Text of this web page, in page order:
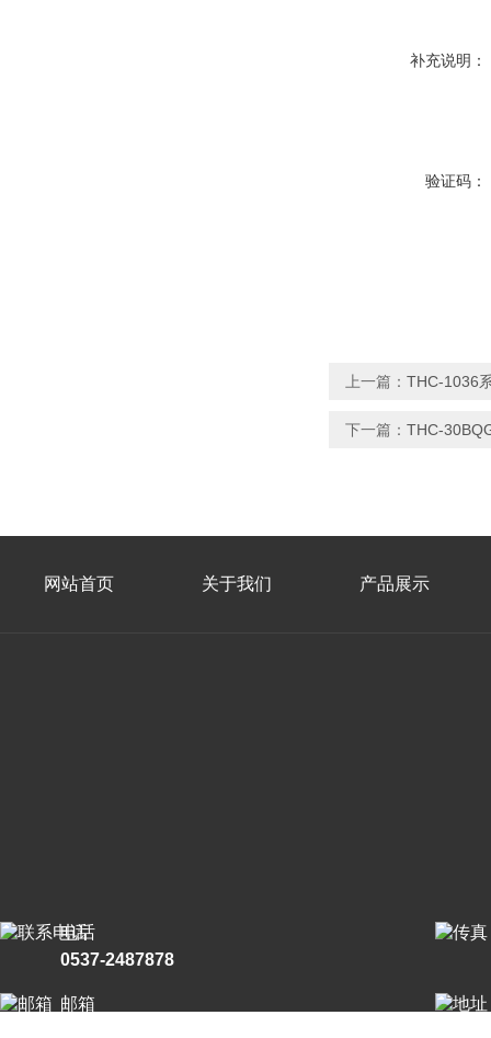
补充说明：
验证码：
上一篇： THC-1036
下一篇： THC-
网站首页 关于我们 产品展示
电话
0537-2487878
邮箱